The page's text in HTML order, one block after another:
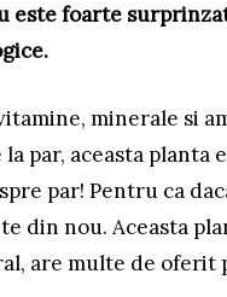
este foarte
minerale si
la par, aceasta
par! Pentru ca
din nou. Aceasta
are multe de